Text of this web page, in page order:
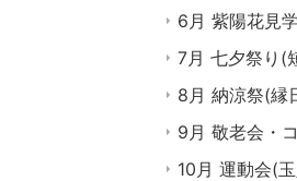
6月 紫陽花見
7月 七夕祭り(
8月 納涼祭(縁
9月 敬老会・
10月 運動会(